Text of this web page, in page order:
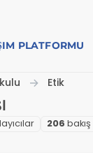
PLATFORMU
Etik
206 bakış